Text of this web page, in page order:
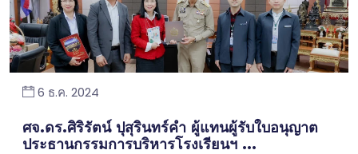
6 ธ.ค. 2024
ศจ.ดร.ศิริรัตน์ ปุสุรินทร์คำ ผู้แทนผู้รับใบอนุญาต
ประธานกรรมการบริหารโรงเรียนฯ ...